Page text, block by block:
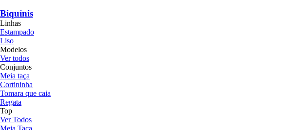
Biquínis
Linhas
Estampado
Liso
Modelos
Ver todos
Conjuntos
Meia taça
Cortininha
Tomara que caia
Regata
Top
Ver Todos